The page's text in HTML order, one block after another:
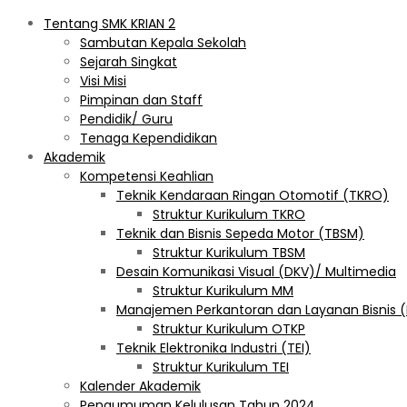
Tentang SMK KRIAN 2
Sambutan Kepala Sekolah
Sejarah Singkat
Visi Misi
Pimpinan dan Staff
Pendidik/ Guru
Tenaga Kependidikan
Akademik
Kompetensi Keahlian
Teknik Kendaraan Ringan Otomotif (TKRO)
Struktur Kurikulum TKRO
Teknik dan Bisnis Sepeda Motor (TBSM)
Struktur Kurikulum TBSM
Desain Komunikasi Visual (DKV)/ Multimedia
Struktur Kurikulum MM
Manajemen Perkantoran dan Layanan Bisnis
Struktur Kurikulum OTKP
Teknik Elektronika Industri (TEI)
Struktur Kurikulum TEI
Kalender Akademik